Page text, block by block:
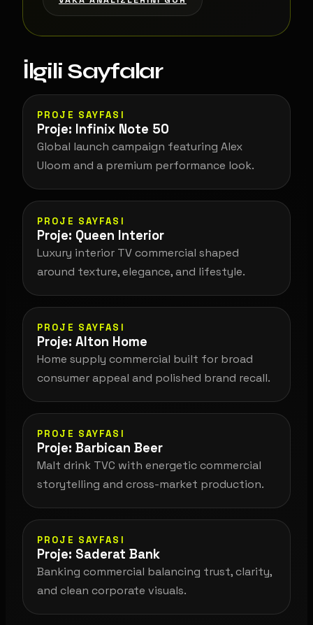
İlgili Sayfalar
PROJE SAYFASI
Proje: Infinix Note 50
Global launch campaign featuring Alex
Uloom and a premium performance look.
PROJE SAYFASI
Proje: Queen Interior
Luxury interior TV commercial shaped
around texture, elegance, and lifestyle.
PROJE SAYFASI
Proje: Alton Home
Home supply commercial built for broad
consumer appeal and polished brand recall.
PROJE SAYFASI
Proje: Barbican Beer
Malt drink TVC with energetic commercial
storytelling and cross-market production.
PROJE SAYFASI
Proje: Saderat Bank
Banking commercial balancing trust, clarity,
and clean corporate visuals.